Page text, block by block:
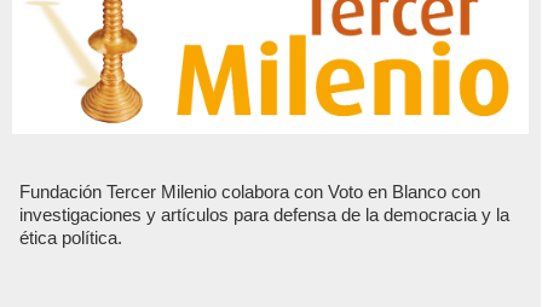
Fundación Tercer Milenio colabora con Voto en Blanco con
investigaciones y artículos para defensa de la democracia y la
ética política.